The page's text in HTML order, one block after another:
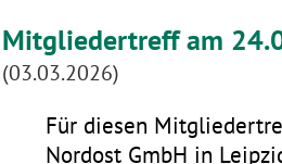
Mitgliedertreff am
(03.03.2026)
Für diesen
Nordost GmbH in